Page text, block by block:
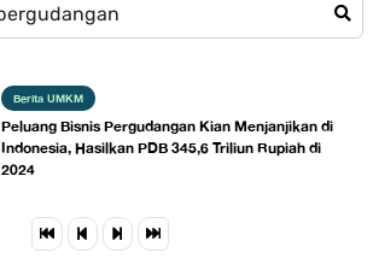
Berita UMKM
Peluang Bisnis Pergudangan Kian Menjanjikan di
Indonesia, Hasilkan PDB 345,6 Triliun Rupiah di
2024